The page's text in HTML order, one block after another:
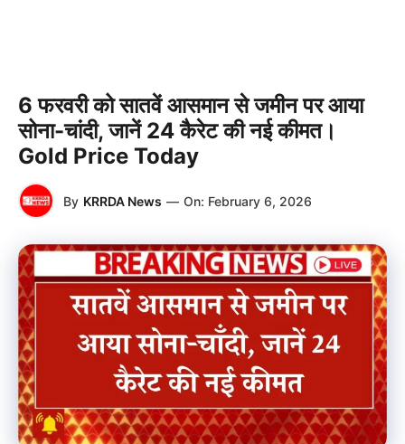
6 फरवरी को सातवें आसमान से जमीन पर आया
सोना-चांदी, जानें 24 कैरेट की नई कीमत।
Gold Price Today
By KRRDA News — On: February 6, 2026